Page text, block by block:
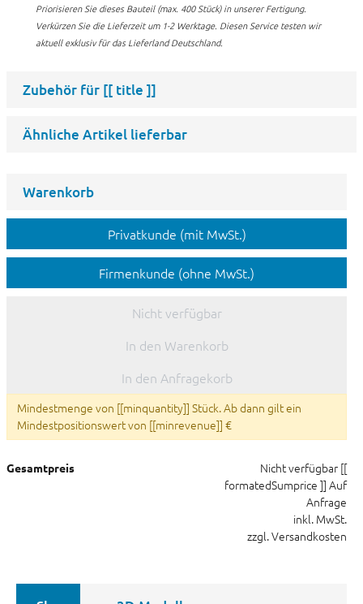
Priorisieren Sie dieses Bauteil (max. 400 Stück) in unserer Fertigung.
Verkürzen Sie die Lieferzeit um 1-2 Werktage. Diesen Service testen wir
aktuell exklusiv für das Lieferland Deutschland.
Zubehör für [[ title ]]
Ähnliche Artikel lieferbar
Warenkorb
Privatkunde (mit MwSt.)
Firmenkunde (ohne MwSt.)
Nicht verfügbar
In den Warenkorb
In den Anfragekorb
Mindestmenge von [[minquantity]] Stück. Ab dann gilt ein
Mindestpositionswert von [[minrevenue]] €
Gesamtpreis Nicht verfügbar [[
formatedSumprice ]] Auf
Anfrage
inkl. MwSt.
zzgl. Versandkosten